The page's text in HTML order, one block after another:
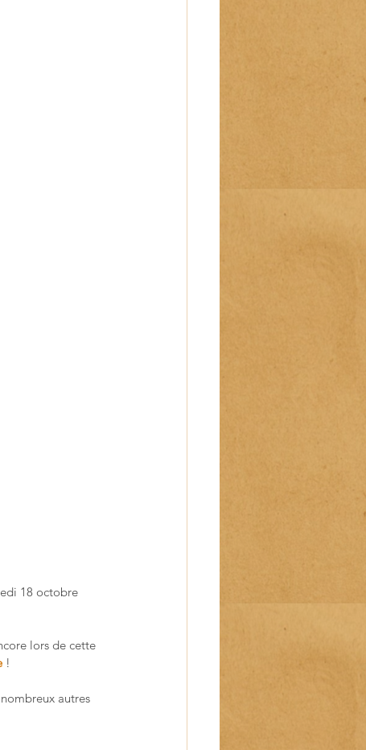
18 octobre
lors de cette
!
autres